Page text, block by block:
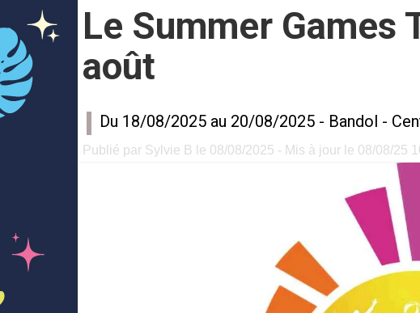
Le Summer Games
août
Du 18/08/2025 au 20/08/2025 - Bandol -
Publié par Sylvie B le 08/08/2025 - Mis à jour le 08/08/25